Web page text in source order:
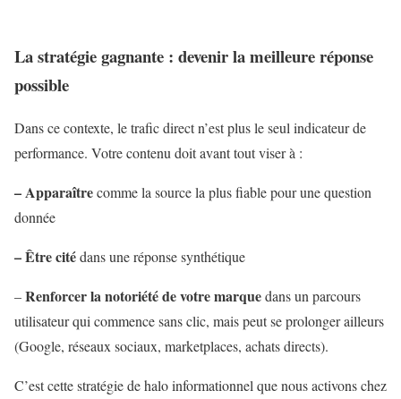
La stratégie gagnante : devenir la meilleure réponse
possible
Dans ce contexte, le trafic direct n’est plus le seul indicateur de
performance. Votre contenu doit avant tout viser à :
– Apparaîtrecomme la source la plus fiable pour une question
donnée
– Être citédans une réponse synthétique
–Renforcer la notoriété de votre marquedans un parcours
utilisateur qui commence sans clic, mais peut se prolonger ailleurs
(Google, réseaux sociaux, marketplaces, achats directs).
C’est cette stratégie de halo informationnel que nous activons chez